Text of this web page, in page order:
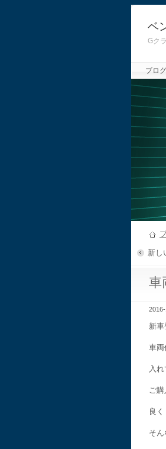
ベ
Gク
ブロ
新し
車
新
車両
入れ
ご
良
そ